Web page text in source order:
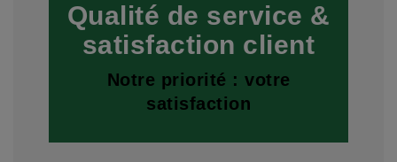
Qualité de service &
satisfaction client
Notre priorité : votre
satisfaction